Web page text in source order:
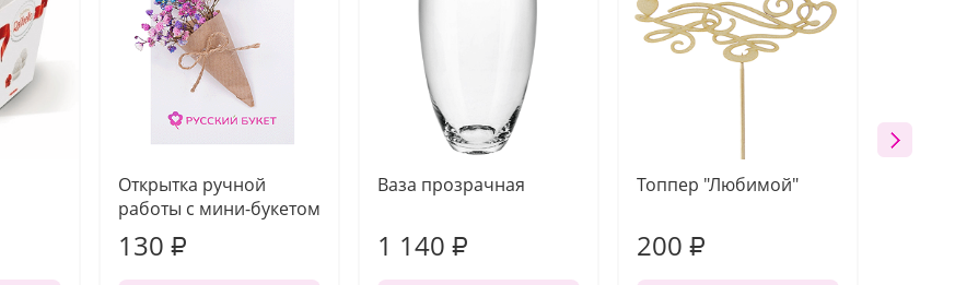
Открытка ручной
работы с мини-букетом
130 ₽
Ваза прозрачная
1 140 ₽
Топпер "Любимой"
200 ₽